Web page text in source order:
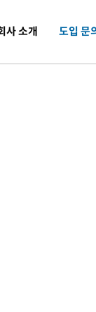
사 소개 도입 문